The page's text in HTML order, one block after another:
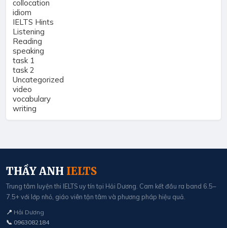
collocation
idiom
IELTS Hints
Listening
Reading
speaking
task 1
task 2
Uncategorized
video
vocabulary
writing
THẦY ANH IELTS
Trung tâm luyện thi IELTS uy tín tại Hải Dương. Cam kết đầu ra band 6.5–
7.5+ với lớp nhỏ, giáo viên tận tâm và phương pháp hiệu quả.
📍 Hải Dương
📞 0963082184